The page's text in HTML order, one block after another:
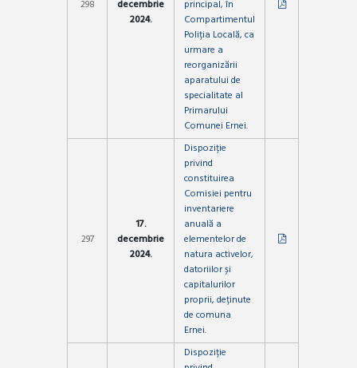
298
decembrie
2024.
principal, în
Compartimentul
Poliția Locală, ca
urmare a
reorganizării
aparatului de
specialitate al
Primarului
Comunei Ernei.
297
17.
decembrie
2024.
Dispoziție
privind
constituirea
Comisiei pentru
inventariere
anuală a
elementelor de
natura activelor,
datoriilor și
capitalurilor
proprii, deținute
de comuna
Ernei.
Dispoziție